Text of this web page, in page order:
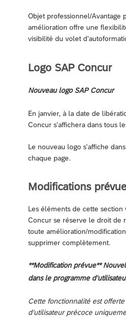
Objet professionnel/Avantage
amélioration offre une
visibilité du volet
Logo SAP Concur
Nouveau logo SAP Concur
En janvier, à la date de
Concur s'affichera dans tous
Le nouveau logo s'affiche
chaque page.
Modifications
Les éléments de cette section
Concur se réserve le droit de
toute amélioration/
supprimer complètement.
**Modification prévue**
dans le programme
Cette fonctionnalité est
d’utilisateur précoce